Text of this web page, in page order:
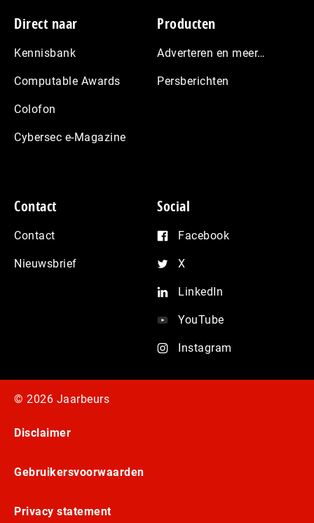
Footer
Direct naar
Kennisbank
Computable Awards
Colofon
Cybersec e-Magazine
Producten
Adverteren en meer…
Persberichten
Contact
Contact
Nieuwsbrief
Social
Facebook
X
LinkedIn
YouTube
Instagram
© 2026 Jaarbeurs
Disclaimer
Gebruikersvoorwaarden
Privacy statement